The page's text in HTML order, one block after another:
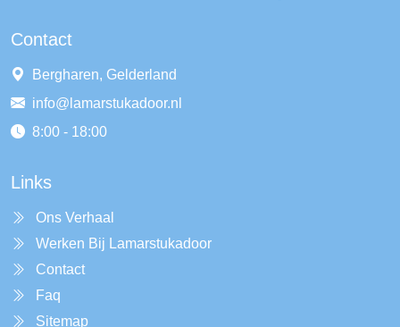
Contact
Bergharen, Gelderland
info@lamarstukadoor.nl
8:00 - 18:00
Links
Ons Verhaal
Werken Bij Lamarstukadoor
Contact
Faq
Sitemap